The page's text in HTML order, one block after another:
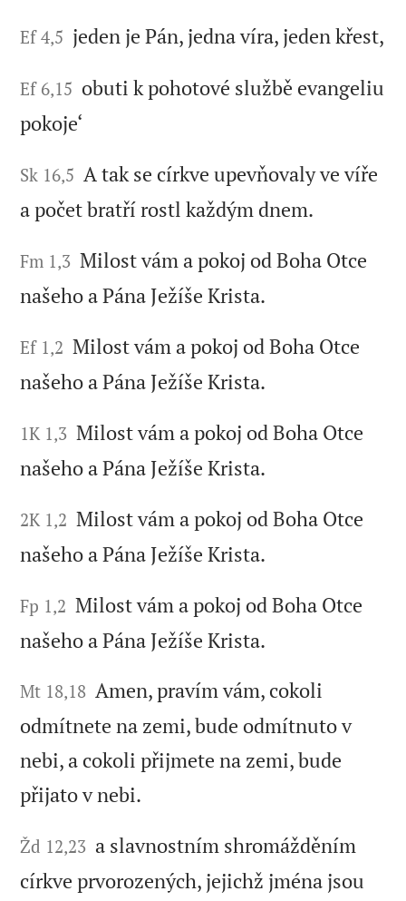
Ef 4,5 jeden je Pán, jedna víra, jeden křest,
Ef 6,15 obuti k pohotové službě evangeliu
pokoje‘
Sk 16,5 A tak se církve upevňovaly ve víře
a počet bratří rostl každým dnem.
Fm 1,3 Milost vám a pokoj od Boha Otce
našeho a Pána Ježíše Krista.
Ef 1,2 Milost vám a pokoj od Boha Otce
našeho a Pána Ježíše Krista.
1K 1,3 Milost vám a pokoj od Boha Otce
našeho a Pána Ježíše Krista.
2K 1,2 Milost vám a pokoj od Boha Otce
našeho a Pána Ježíše Krista.
Fp 1,2 Milost vám a pokoj od Boha Otce
našeho a Pána Ježíše Krista.
Mt 18,18 Amen, pravím vám, cokoli
odmítnete na zemi, bude odmítnuto v
nebi, a cokoli přijmete na zemi, bude
přijato v nebi.
Žd 12,23 a slavnostním shromážděním
církve prvorozených, jejichž jména jsou